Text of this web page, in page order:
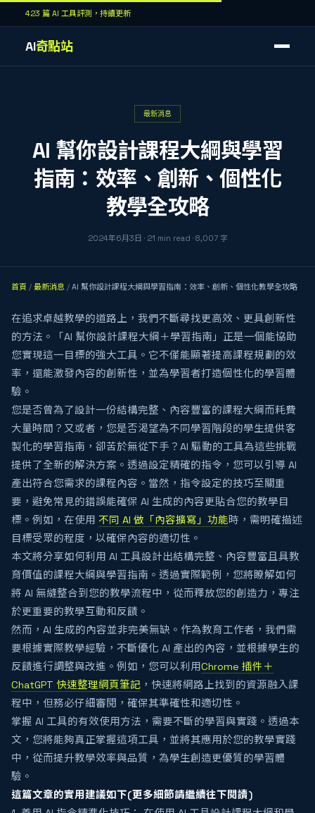
423 篇 AI 工具評測，持續更新
AI奇點站
最新消息
AI 幫你設計課程大綱與學習
指南：效率、創新、個性化
教學全攻略
2024年6月3日 · 21 min read · 8,007字
首頁 / 最新消息 / AI 幫你設計課程大綱與學習指南：效率、創新、個性化教學全攻略
在追求卓越教學的道路上，我們不斷尋找更高效、更具創新性
的方法。「AI 幫你設計課程大綱＋學習指南」正是一個能協助
您實現這一目標的強大工具。它不僅能顯著提高課程規劃的效
率，還能激發內容的創新性，並為學習者打造個性化的學習體
驗。
您是否曾為了設計一份結構完整、內容豐富的課程大綱而耗費
大量時間？又或者，您是否渴望為不同學習階段的學生提供客
製化的學習指南，卻苦於無從下手？AI 驅動的工具為這些挑戰
提供了全新的解決方案。透過設定精確的指令，您可以引導 AI
產出符合您需求的課程內容。當然，指令設定的技巧至關重
要，避免常見的錯誤能確保 AI 生成的內容更貼合您的教學目
標。例如，在使用 不同 AI 做「內容擴寫」功能時，需明確描述
目標受眾的程度，以確保內容的適切性。
本文將分享如何利用 AI 工具設計出結構完整、內容豐富且具教
育價值的課程大綱與學習指南。透過實際範例，您將瞭解如何
將 AI 無縫整合到您的教學流程中，從而釋放您的創造力，專注
於更重要的教學互動和反饋。
然而，AI 生成的內容並非完美無缺。作為教育工作者，我們需
要根據實際教學經驗，不斷優化 AI 產出的內容，並根據學生的
反饋進行調整與改進。例如，您可以利用Chrome 插件＋
ChatGPT 快速整理網頁筆記 ，快速將網路上找到的資源融入課
程中，但務必仔細審閱，確保其準確性和適切性。
掌握 AI 工具的有效使用方法，需要不斷的學習與實踐。透過本
文，您將能夠真正掌握這項工具，並將其應用於您的教學實踐
中，從而提升教學效率與品質，為學生創造更優質的學習體
驗。
這篇文章的實用建議如下(更多細節請繼續往下閱讀)